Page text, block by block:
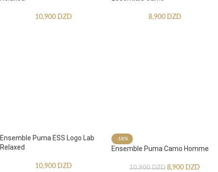
10,900 DZD 8,900 DZD
Ensemble Puma ESS Logo Lab
Relaxed
10,900 DZD
-18%
Ensemble Puma Camo Homme
10,900DZD 8,900 DZD